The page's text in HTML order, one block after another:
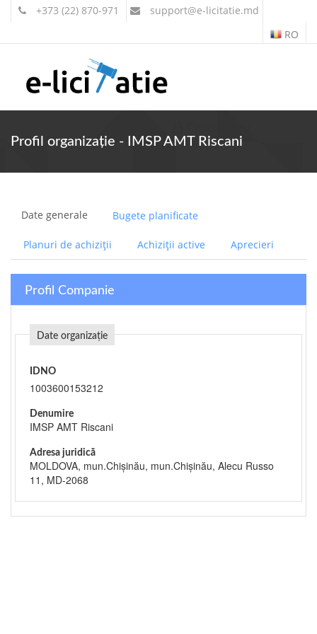
+373 (22) 870-971 support@e-licitatie.md
RO
Profil organizație - IMSP AMT Riscani
Date generale Bugete planificate
Planuri de achiziții Achiziții active Aprecieri
Profil Companie
Date organizație
IDNO
1003600153212
Denumire
IMSP AMT Riscani
Adresa juridică
MOLDOVA, mun.Chişinău, mun.Chişinău, Alecu Russo
11, MD-2068